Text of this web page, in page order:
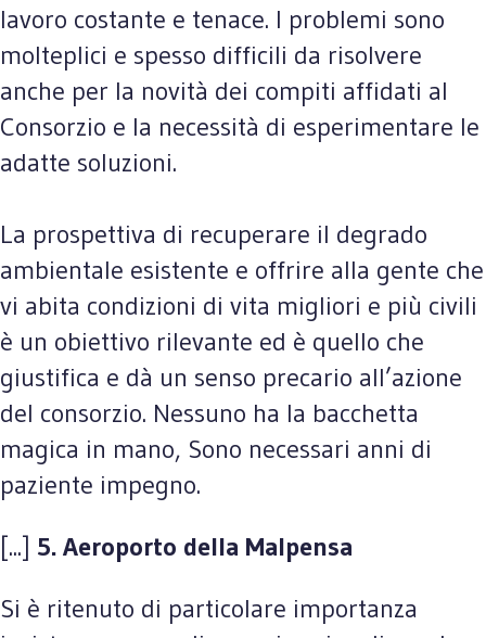
lavoro costante e tenace. I problemi sono
molteplici e spesso difficili da risolvere
anche per la novità dei compiti affidati al
Consorzio e la necessità di esperimentare le
adatte soluzioni.
La prospettiva di recuperare il degrado
ambientale esistente e offrire alla gente che
vi abita condizioni di vita migliori e più civili
è un obiettivo rilevante ed è quello che
giustifica e dà un senso precario all’azione
del consorzio. Nessuno ha la bacchetta
magica in mano, Sono necessari anni di
paziente impegno.
[...] 5. Aeroporto della Malpensa
Si è ritenuto di particolare importanza